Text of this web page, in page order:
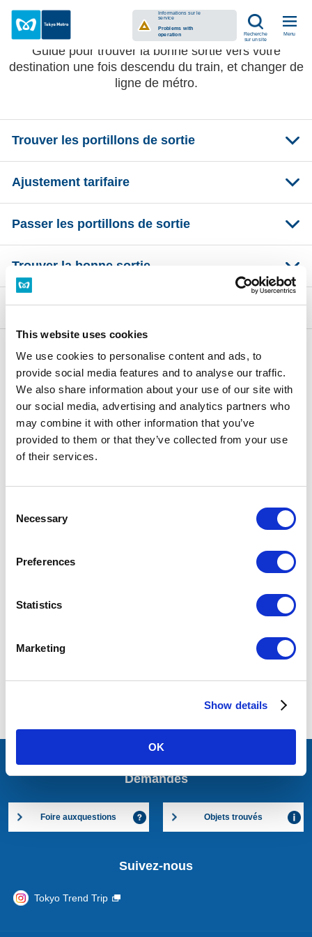
This website uses cookies
We use cookies to personalise content and ads, to
provide social media features and to analyse our traffic.
We also share information about your use of our site with
our social media, advertising and analytics partners who
may combine it with other information that you’ve
provided to them or that they’ve collected from your use
of their services.
Selection
Necessary
Preferences
Statistics
Marketing
Show details
OK
Informations sur le
service
Problems with
operation
Recherche
sur un site
Menu
Descendre du métro
Guide pour trouver la bonne sortie vers votre
destination une fois descendu du train, et changer de
ligne de métro.
Trouver les portillons de sortie
Ajustement tarifaire
Passer les portillons de sortie
Trouver la bonne sortie
À propos des symboles dans les stations
Haut de la page Conseils pour utiliser le Tokyo Metro
Itinéraire depuis l’aéroport
Pourquoi utiliser le Tokyo Metro
Avant d’entrer dans le métro
Bureau d’informations touristiques du Tokyo Metro
Éléments à prendre en compte lorsque vous prenez le
Guide de sécurité pratique
Demandes
Foire auxquestions Objets trouvés
Suivez-nous
Tokyo Trend Trip